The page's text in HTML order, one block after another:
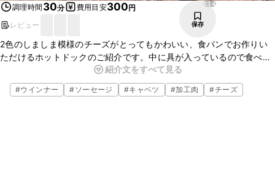
調理時間 30分 費用目安300円
レビュー
634
保存
2色のしましま模様のチーズがとってもかわいい、食パンでお作りい
ただけるホットドックのご紹介です。中に具が入っているので食べや
すいですよ。簡単にお作りいただけますので、皆さんで是非作ってみ
てくださいね。
紹介文をすべて見る
#ウインナー #ソーセージ #キャベツ #加工肉 #チーズ